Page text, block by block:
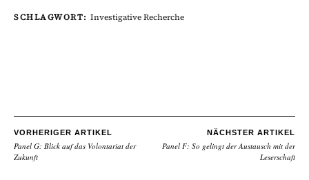
SCHLAGWORT: Investigative Recherche
VORHERIGER ARTIKEL
Panel G: Blick auf das Volontariat der
Zukunft
NÄCHSTER ARTIKEL
Panel F: So gelingt der Austausch mit der
Leserschaft